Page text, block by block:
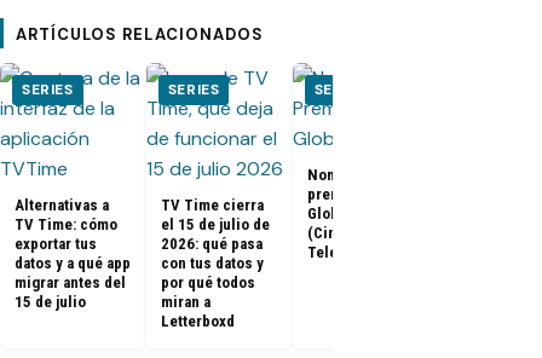
ARTÍCULOS RELACIONADOS
SERIES
Alternativas a
TV Time: cómo
exportar tus
datos y a qué app
migrar antes del
15 de julio
SERIES
TV Time cierra
el 15 de julio de
2026: qué pasa
con tus datos y
por qué todos
miran a
Letterboxd
SERIES
Nominados a los
premios Golden
Globes 2025
(Cine y
Televisión)